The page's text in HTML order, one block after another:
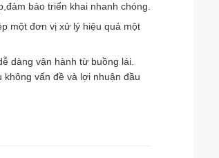
bảo triển khai nhanh chóng.
một đơn vị xử lý hiệu quả một
dàng vận hành từ buồng lái.
vấn đề và lợi nhuận đầu